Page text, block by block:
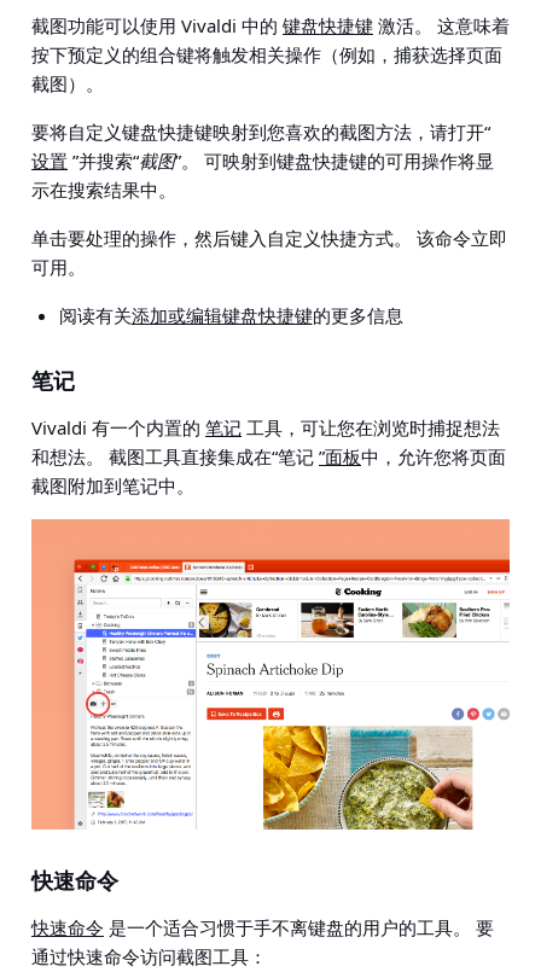
截图功能可以使用 Vivaldi 中的 键盘快捷键 激活。 这意味着
按下预定义的组合键将触发相关操作（例如，捕获选择页面
截图）。
要将自定义键盘快捷键映射到您喜欢的截图方法，请打开“
设置 ”并搜索“截图”。 可映射到键盘快捷键的可用操作将显
示在搜索结果中。
单击要处理的操作，然后键入自定义快捷方式。 该命令立即
可用。
阅读有关添加或编辑键盘快捷键的更多信息
笔记
Vivaldi 有一个内置的 笔记 工具，可让您在浏览时捕捉想法
和想法。 截图工具直接集成在“笔记 ”面板中，允许您将页面
截图附加到笔记中。
快速命令
快速命令 是一个适合习惯于手不离键盘的用户的工具。 要
通过快速命令访问截图工具：